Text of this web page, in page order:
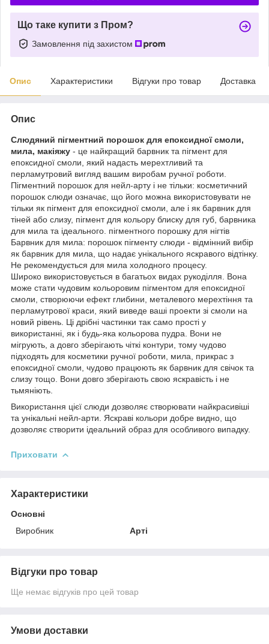
Що таке купити з Пром?
Замовлення під захистом
Опис Характеристики Відгуки про товар Доставка
Опис
Слюдяний пігментний порошок для епоксидної смоли,
мила, макіяжу - це найкращий барвник та пігмент для
епоксидної смоли, який надасть мерехтливий та
перламутровий вигляд вашим виробам ручної роботи.
Пігментний порошок для нейл-арту і не тільки: косметичний
порошок слюди означає, що його можна використовувати не
тільки як пігмент для епоксидної смоли, але і як барвник для
тіней або слизу, пігмент для кольору блиску для губ, барвника
для мила та ідеального. пігментного порошку для нігтів
Барвник для мила: порошок пігменту слюди - відмінний вибір
як барвник для мила, що надає унікального яскравого відтінку.
Не рекомендується для мила холодного процесу.
Широко використовується в багатьох видах рукоділля. Вона
може стати чудовим кольоровим пігментом для епоксидної
смоли, створюючи ефект глибини, металевого мерехтіння та
перламутрової краси, який виведе ваші проекти зі смоли на
новий рівень. Ці дрібні частинки так само прості у
використанні, як і будь-яка кольорова пудра. Вони не
мігрують, а довго зберігають чіткі контури, тому чудово
підходять для косметики ручної роботи, мила, прикрас з
епоксидної смоли, чудово працюють як барвник для свічок та
слизу тощо. Вони довго зберігають свою яскравість і не
тьмяніють.
Використання цієї слюди дозволяє створювати найкрасивіші
та унікальні нейл-арти. Яскраві кольори добре видно, що
дозволяє створити ідеальний образ для особливого випадку.
Приховати
Характеристики
Основні
Виробник
Арті
Відгуки про товар
Ще немає відгуків про цей товар
Умови доставки